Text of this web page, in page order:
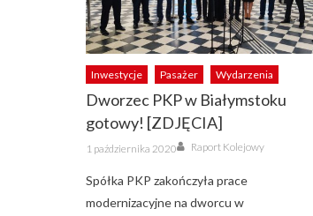
Inwestycje Pasażer Wydarzenia
Dworzec PKP w Białymstoku
gotowy! [ZDJĘCIA]
Posted
on
1 października 2020 Author
Raport Kolejowy
Spółka PKP zakończyła prace
modernizacyjne na dworcu w